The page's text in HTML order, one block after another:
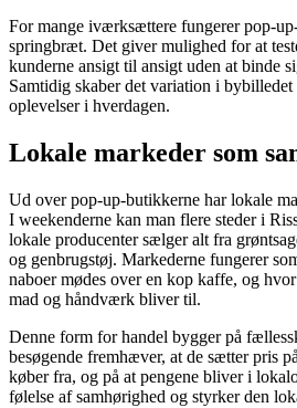
For mange iværksættere fungerer pop-
springbræt. Det giver mulighed for at
kunderne ansigt til ansigt uden at binde
Samtidig skaber det variation i
oplevelser i hverdagen.
Lokale markeder som
Ud over pop-up-butikkerne har lokale
I weekenderne kan man flere steder i
lokale producenter sælger alt fra
og genbrugstøj. Markederne fungerer
naboer mødes over en kop kaffe, og
mad og håndværk bliver til.
Denne form for handel bygger på
besøgende fremhæver, at de sætter pris
køber fra, og på at pengene bliver i
følelse af samhørighed og styrker den